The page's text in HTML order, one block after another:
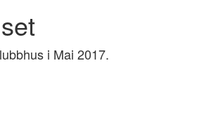
i Mai 2017.